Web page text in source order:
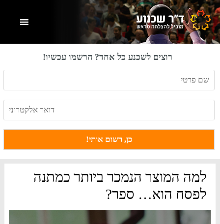
Skip
to
main
Skip
to
primary
Skip
to
footer
רוצים לשכנע כל אחד? הרשמו עכשיו!
למה המוצר הנמכר ביותר כמתנה
לפסח הוא… ספר?